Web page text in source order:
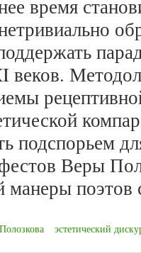
время
подспорьем
Веры
манеры
эстетический